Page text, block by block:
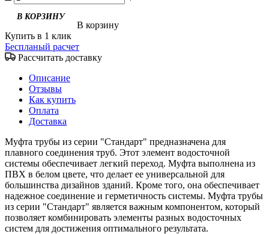
В корзину
Купить в 1 клик
Беспланый расчет
Рассчитать доставку
Описание
Отзывы
Как купить
Оплата
Доставка
Муфта трубы из серии "Стандарт" предназначена для
плавного соединения труб. Этот элемент водосточной
системы обеспечивает легкий переход. Муфта выполнена из
ПВХ в белом цвете, что делает ее универсальной для
большинства дизайнов зданий. Кроме того, она обеспечивает
надежное соединение и герметичность системы. Муфта трубы
из серии "Стандарт" является важным компонентом, который
позволяет комбинировать элементы разных водосточных
систем для достижения оптимального результата.